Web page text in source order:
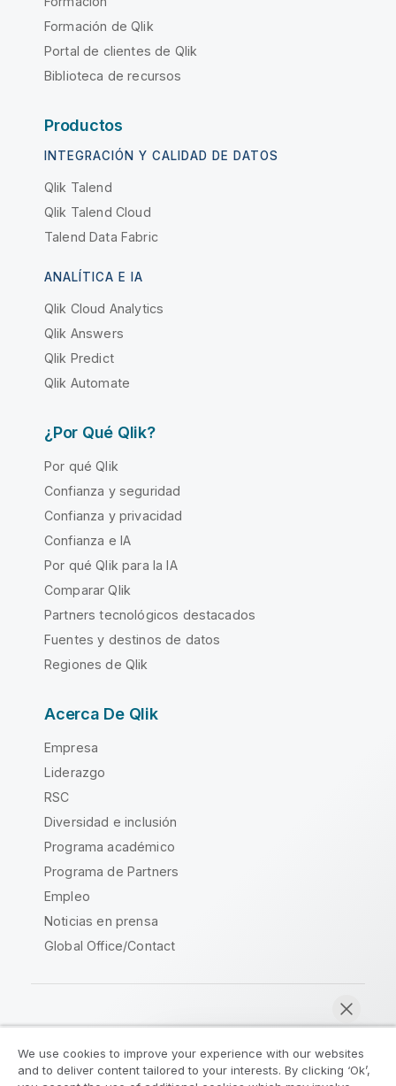
Formación de Qlik
Portal de clientes de Qlik
Biblioteca de recursos
Productos
INTEGRACIÓN Y CALIDAD DE DATOS
Qlik Talend
Qlik Talend Cloud
Talend Data Fabric
ANALÍTICA E IA
Qlik Cloud Analytics
Qlik Answers
Qlik Predict
Qlik Automate
¿Por Qué Qlik?
Por qué Qlik
Confianza y seguridad
Confianza y privacidad
Confianza e IA
Por qué Qlik para la IA
Comparar Qlik
Partners tecnológicos destacados
Fuentes y destinos de datos
Regiones de Qlik
Acerca De Qlik
Empresa
Liderazgo
RSC
Diversidad e inclusión
Programa académico
Programa de Partners
Empleo
Noticias en prensa
Global Office/Contact
Acuerdos legales Condiciones del producto
We use cookies to improve your experience with our websites
and to deliver content tailored to your interests. By clicking ‘Ok’,